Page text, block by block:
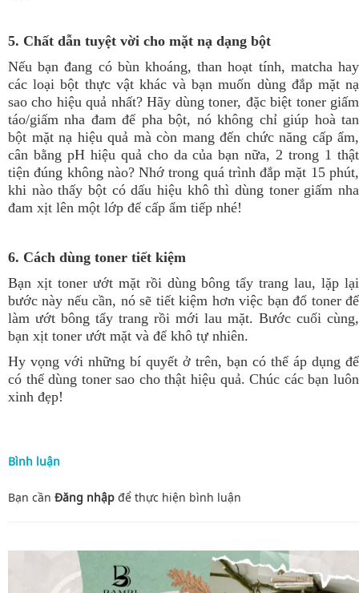
5. Chất dẫn tuyệt vời cho mặt nạ dạng bột
Nếu bạn đang có bùn khoáng, than hoạt tính, matcha hay
các loại bột thực vật khácvà bạn muốn dùng đắp mặt nạ
sao cho hiệu quả nhất? Hãy dùng toner, đặc biệt toner giấm
táo/giấm nha đam để pha bột, nó không chỉ giúp hoà tan
bột mặt nạ hiệu quả mà còn mang đến chức năng cấp ẩm,
cân bằng pH hiệu quả cho da của bạn nữa, 2 trong 1 thật
tiện đúng không nào? Nhớ trong quá trình đắp mặt 15 phút,
khi nào thấy bột có dấu hiệu khô thì dùng toner giấm nha
đam xịt lên một lớp để cấp ẩm tiếp nhé!
6. Cách dùng toner tiết kiệm
Bạn xịt toner ướt mặt rồi dùng bông tẩy trang lau, lặp lại
bước này nếu cần, nó sẽ tiết kiệm hơn việc bạn đổ toner để
làm ướt bông tẩy trang rồi mới lau mặt. Bước cuối cùng,
bạn xịt toner ướt mặt và để khô tự nhiên.
Hy vọng với những bí quyết ở trên, bạn có thể áp dụng để
có thể dùng toner sao cho thật hiệu quả. Chúc các bạn luôn
xinh đẹp!
Bình luận
Bạn cần Đăng nhập để thực hiện bình luận